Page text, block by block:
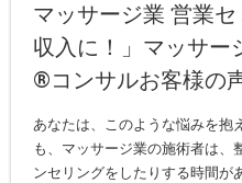
マッサージ業 営業
収入に！」マッサー
®︎コンサルお客様の声
あなたは、このような悩みを抱
も、マッサージ業の施術者は、
ンセリングをしたりする時間が